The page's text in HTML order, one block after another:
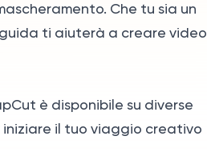
Che tu sia un
ti aiuterà a creare video
è disponibile su diverse
iniziare il tuo viaggio creativo